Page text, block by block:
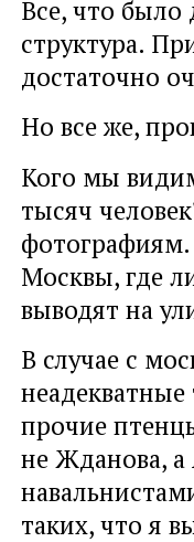
Все, что
структура.
достаточно
Но все же,
Кого мы
тысяч
Москвы, где
выводят на
В случае с
прочие
не Жданова, а
таких, что я